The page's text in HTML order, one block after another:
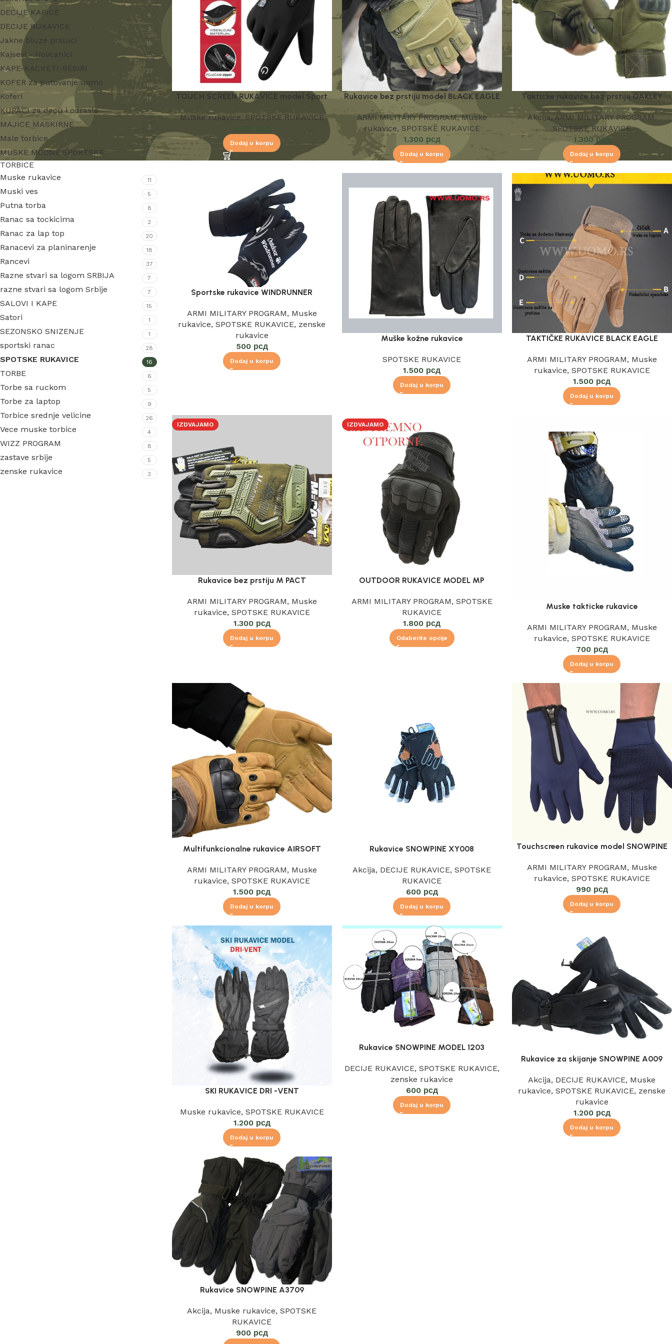
DECIJE KAPICE 4
DECIJE RUKAVICE 3
Jakne bluze prsluci 15
Kajsevi - Novcanici 11
KAPE-KACKETI-SESIRI 27
KOFER za putovanje uomo 18
Koferi 17
KUPACI za decu i odrasle 2
MAJICE MASKIRNE 2
Male torbice 8
MUSKE MODNE SPORTSKE
TORBICE
41
Muske rukavice 11
Muski ves 5
Putna torba 8
Ranac sa tockicima 2
Ranac za lap top 20
Ranacevi za planinarenje 18
Rancevi 37
Razne stvari sa logom SRBIJA 7
razne stvari sa logom Srbije 7
SALOVI I KAPE 15
Satori 1
SEZONSKO SNIZENJE 1
sportski ranac 28
SPOTSKE RUKAVICE 16
TORBE 6
Torbe sa ruckom 5
Torbe za laptop 9
Torbice srednje velicine 26
Vece muske torbice 4
WIZZ PROGRAM 8
zastave srbije 5
zenske rukavice 3
TOUCH SCREEN RUKAVICE model Sport
Muske rukavice, SPOTSKE RUKAVICE
1.200
Dodaj u korpu
Rukavice bez prstiju model BLACK EAGLE
ARMI MILITARY PROGRAM,Muske
rukavice, SPOTSKE RUKAVICE
1.300 рсд
Dodaj u korpu
Takticke rukavice bez prstiju OAKLEY
Akcija, ARMI MILITARY PROGRAM,
SPOTSKE RUKAVICE
1.300 рсд
Dodaj u korpu
Sportske rukavice WINDRUNNER
ARMI MILITARY PROGRAM, Muske
rukavice,SPOTSKE RUKAVICE, zenske
rukavice
500 рсд
Dodaj u korpu
Muške kožne rukavice
SPOTSKE RUKAVICE
1.500 рсд
Dodaj u korpu
TAKTIČKE RUKAVICE BLACK EAGLE
ARMI MILITARY PROGRAM, Muske
rukavice, SPOTSKE RUKAVICE
1.500 рсд
Dodaj u korpu
IZDVAJAMO
Rukavice bez prstiju M PACT
ARMI MILITARY PROGRAM, Muske
rukavice, SPOTSKE RUKAVICE
1.300 рсд
Dodaj u korpu
IZDVAJAMO
OUTDOOR RUKAVICE MODEL MP
ARMI MILITARY PROGRAM, SPOTSKE
RUKAVICE
1.800 рсд
Odaberite opcije
Muske takticke rukavice
ARMI MILITARY PROGRAM, Muske
rukavice, SPOTSKE RUKAVICE
700 рсд
Dodaj u korpu
Multifunkcionalne rukavice AIRSOFT
ARMI MILITARY PROGRAM, Muske
rukavice, SPOTSKE RUKAVICE
1.500 рсд
Dodaj u korpu
Rukavice SNOWPINE XY008
Akcija, DECIJE RUKAVICE,SPOTSKE
RUKAVICE
600 рсд
Dodaj u korpu
Touchscreen rukavice model SNOWPINE
ARMI MILITARY PROGRAM, Muske
rukavice, SPOTSKE RUKAVICE
990 рсд
Dodaj u korpu
SKI RUKAVICE DRI -VENT
Muske rukavice, SPOTSKE RUKAVICE
1.200 рсд
Dodaj u korpu
Rukavice SNOWPINE MODEL 1203
DECIJE RUKAVICE, SPOTSKE RUKAVICE,
zenske rukavice
600 рсд
Dodaj u korpu
Rukavice za skijanje SNOWPINE A009
Akcija, DECIJE RUKAVICE, Muske
rukavice,SPOTSKE RUKAVICE, zenske
rukavice
1.200 рсд
Dodaj u korpu
Rukavice SNOWPINE A3709
Akcija, Muske rukavice,SPOTSKE
RUKAVICE
900 рсд